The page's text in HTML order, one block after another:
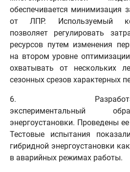
обеспечивается минимизация
от ЛПР. Используемый
позволяет регулировать
ресурсов путем изменения
на втором уровне
охватывать от нескольких
сезонных срезов характерных
6. Разработан и
экспериментальный
энергоустановки. Проведены
Тестовые испытания
гибридной энергоустановки
в аварийных режимах работы.